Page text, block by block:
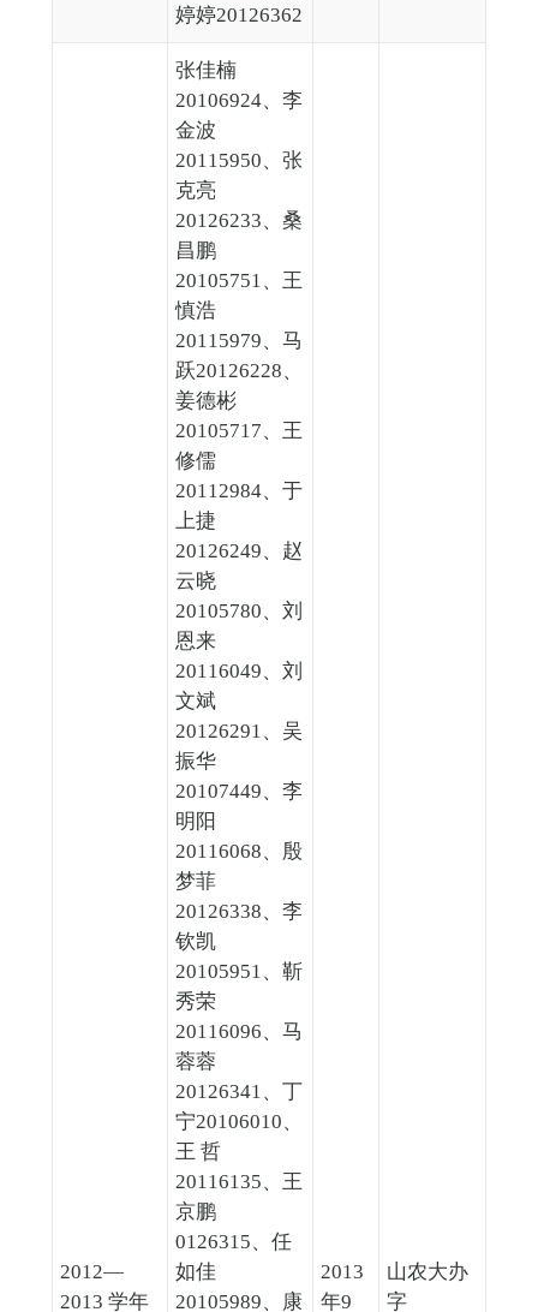
婷婷20126362
2012—
2013 学年
张佳楠
20106924、李
金波
20115950、张
克亮
20126233、桑
昌鹏
20105751、王
慎浩
20115979、马
跃20126228、
姜德彬
20105717、王
修儒
20112984、于
上捷
20126249、赵
云晓
20105780、刘
恩来
20116049、刘
文斌
20126291、吴
振华
20107449、李
明阳
20116068、殷
梦菲
20126338、李
钦凯
20105951、靳
秀荣
20116096、马
蓉蓉
20126341、丁
宁20106010、
王 哲
20116135、王
京鹏
0126315、任
如佳
20105989、康
2013
年9
山农大办
字